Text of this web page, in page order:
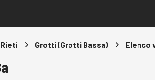
Rieti Grotti (Grotti Bassa) Elenco